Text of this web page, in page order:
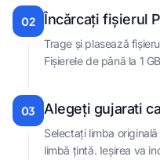
02 Încărcați fișierul
Trage și plasează
Fișierele de până la 1
03 Alegeți gujarati
Selectați limba
limbă țintă. Ieșirea va